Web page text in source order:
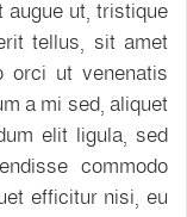
augue ut, tristique
tellus, sit amet
orci ut venenatis
a mi sed, aliquet
elit ligula, sed
commodo
efficitur nisi, eu